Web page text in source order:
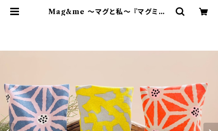
Mag&me ～マグと私～ 『マグミー』